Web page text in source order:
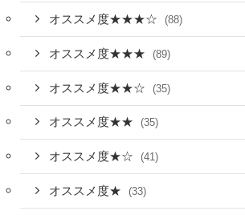
オススメ度★★★☆ (88)
オススメ度★★★ (89)
オススメ度★★☆ (35)
オススメ度★★ (35)
オススメ度★☆ (41)
オススメ度★ (33)